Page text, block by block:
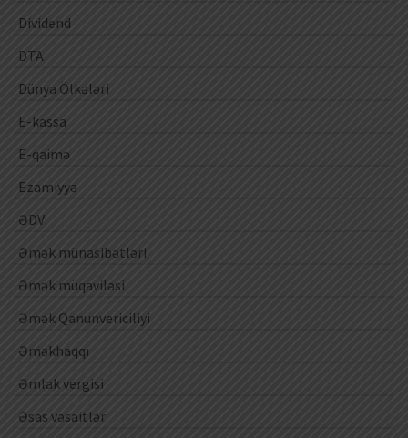
Dividend
DTA
Dünya Ölkələri
E-kassa
E-qaimə
Ezamiyyə
ƏDV
Əmək münasibətləri
Əmək müqaviləsi
Əmək Qanunvericiliyi
Əməkhaqqı
Əmlak vergisi
Əsas vəsaitlər